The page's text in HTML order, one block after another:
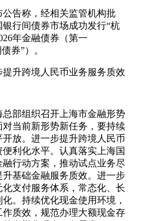
告称，经相关监管机构批
行间债券市场成功发行“杭
年金融债券（第一
券”）。
升跨境人民币业务服务质效
部组织召开上海市金融形势
当前新形势新任务，要持续
放。进一步提升跨境人民币
利化水平。认真落实上海国
行动方案，推动试点业务尽
基础金融服务质效。进一步
支付服务体系，常态化、长
。持续优化现金使用环境，
质效，规范办理大额现金存